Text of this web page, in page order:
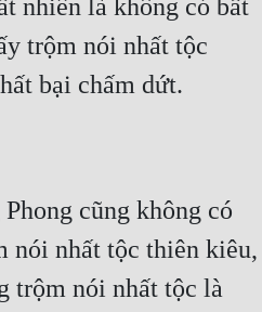
nhiên là không có bất
trộm nói nhất tộc
bại chấm dứt.
cũng không có
nói nhất tộc thiên kiêu,
trộm nói nhất tộc là